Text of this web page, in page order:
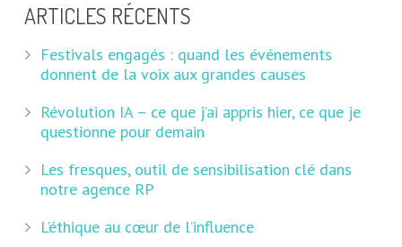
ARTICLES RÉCENTS
Festivals engagés : quand les événements
donnent de la voix aux grandes causes
Révolution IA – ce que j’ai appris hier, ce que je
questionne pour demain
Les fresques, outil de sensibilisation clé dans
notre agence RP
L’éthique au cœur de l’influence